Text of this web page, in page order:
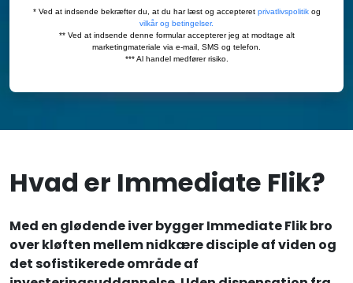
Hvad er Immediate Flik?
Med en glødende iver bygger Immediate Flik bro
over kløften mellem nidkære disciple af viden og
det sofistikerede område af